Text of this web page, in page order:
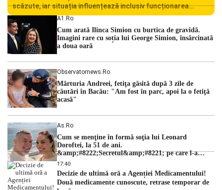
scăzute, iar situația influențează inclusiv funcționarea
Centralei Nucleare de la Cernavodă. România se confruntă
cu una dintre cele mai dificile perioade din punct de vedere
hidrologic din ultimii ani. Lipsa […]
A1.ro
Cum arată Ilinca Simion cu burtica de gravidă.
Imagini rare cu soția lui George Simion, însărcinată
a doua oară
Observatornews.ro
Mărturia Andreei, fetiţa găsită după 3 zile de
căutări în Bacău: "Am fost în parc, apoi la o fetiţă
acasă"
As.ro
Cum se menţine în formă soţia lui Leonard
Doroftei, la 51 de ani.
&amp;#8222;Secretul&amp;#8221; pe care l-a
dezvăluit
17:40
Decizie de ultimă oră a Agenției Medicamentului!
Două medicamente cunoscute, retrase temporar de